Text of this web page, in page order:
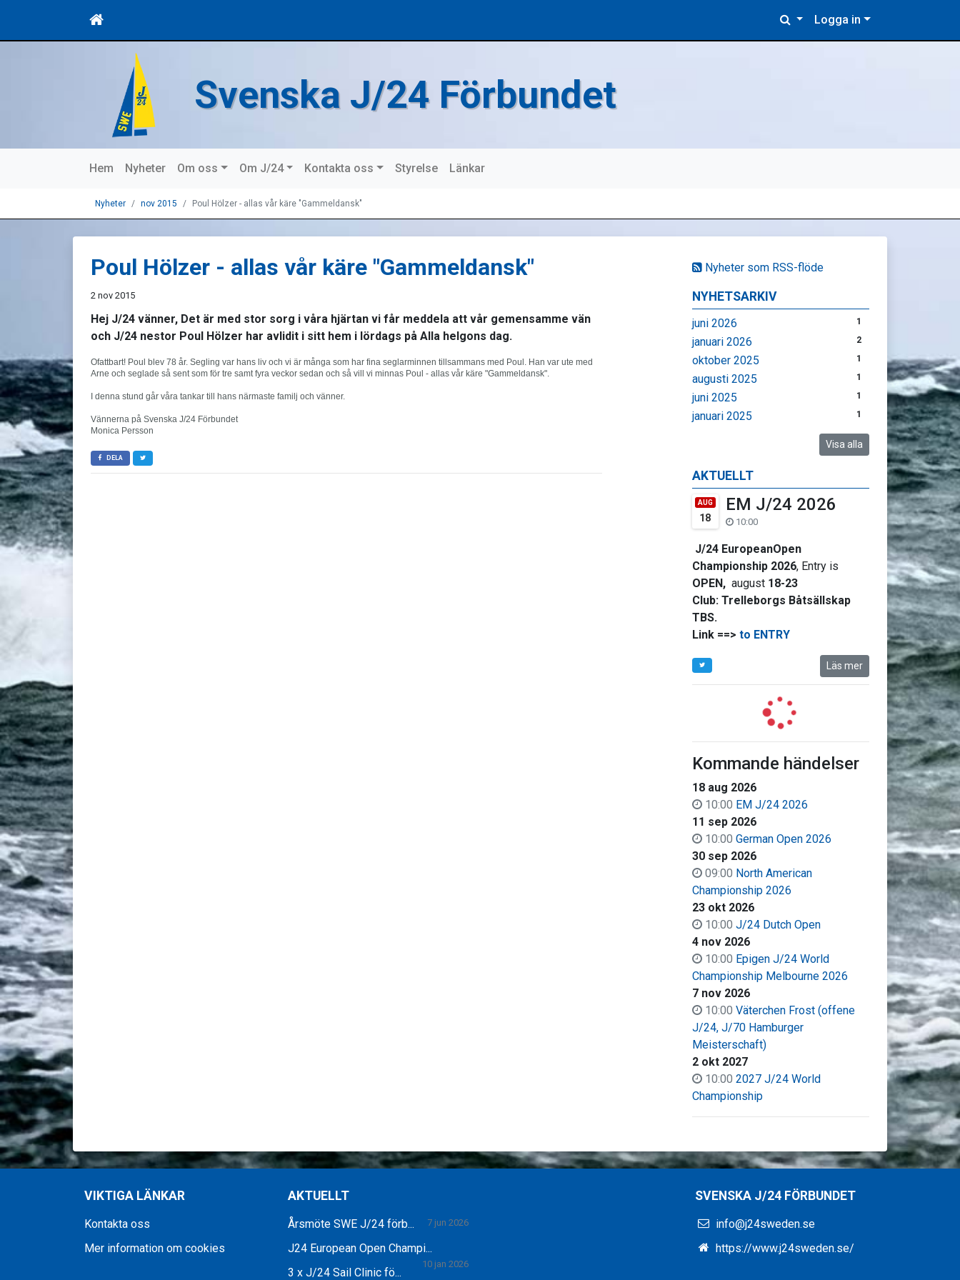
Logga in
Svenska J/24 Förbundet
Hem Nyheter Om oss Om J/24 Kontakta oss Styrelse Länkar
Nyheter nov 2015 Poul Hölzer - allas vår käre "Gammeldansk"
Nyheter som RSS-flöde
NYHETSARKIV
juni 2026 1
januari 2026 2
oktober 2025 1
augusti 2025 1
juni 2025 1
januari 2025 1
Visa alla
AKTUELLT
AUG
18
EM J/24 2026
10:00
J/24 EuropeanOpen
Championship 2026, Entry is
OPEN, august 18-23
Club: Trelleborgs Båtsällskap
TBS.
Link ==> to ENTRY
Läs mer
Kommande händelser
18 aug 2026
10:00 EM J/24 2026
11 sep 2026
10:00 German Open 2026
30 sep 2026
09:00 North American
Championship 2026
23 okt 2026
10:00 J/24 Dutch Open
4 nov 2026
10:00 Epigen J/24 World
Championship Melbourne 2026
7 nov 2026
10:00 Väter­chen Frost (offene
J/24, J/70 Hamburger
Meisterschaft)
2 okt 2027
10:00 2027 J/24 World
Championship
Poul Hölzer - allas vår käre "Gammeldansk"
2 nov 2015
Hej J/24 vänner, Det är med stor sorg i våra hjärtan vi får meddela att vår gemensamme vän
och J/24 nestor Poul Hölzer har avlidit i sitt hem i lördags på Alla helgons dag.
Ofattbart! Poul blev 78 år. Segling var hans liv och vi är många som har fina seglarminnen tillsammans med Poul. Han var ute med
Arne och seglade så sent som för tre samt fyra veckor sedan och så vill vi minnas Poul - allas vår käre "Gammeldansk".
I denna stund går våra tankar till hans närmaste familj och vänner.
Vännerna på Svenska J/24 Förbundet
Monica Persson
DELA
VIKTIGA LÄNKAR
Kontakta oss
Mer information om cookies
AKTUELLT
Årsmöte SWE J/24 förb... 7 jun 2026
J24 European Open Champi...
10 jan 2026
3 x J/24 Sail Clinic fö...
SVENSKA J/24 FÖRBUNDET
info@j24sweden.se
https://www.j24sweden.se/